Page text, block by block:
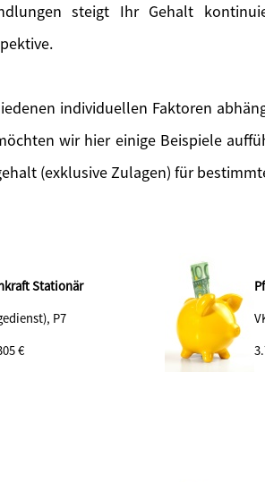
steigt Ihr Gehalt
individuellen Faktoren
wir hier einige Beispiele
(exklusive Zulagen) für
Stationär
P7
€